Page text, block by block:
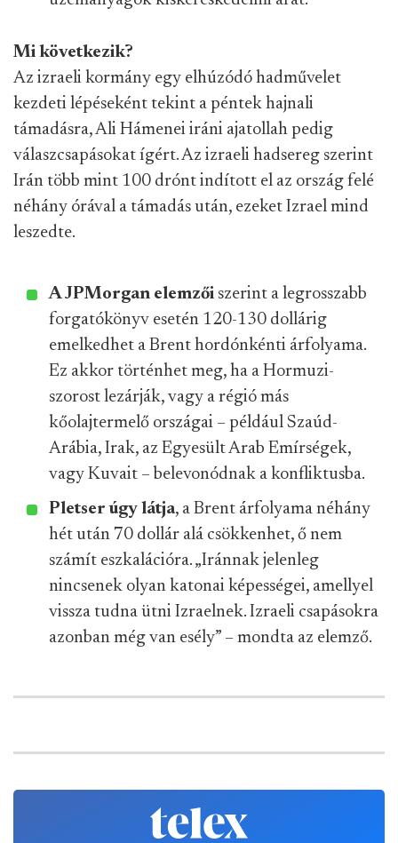
Mi következik?
Az izraeli kormány egy elhúzódó hadművelet
kezdeti lépéseként tekint a péntek hajnali
támadásra, Ali Hámenei iráni ajatollah pedig
válaszcsapásokat ígért. Az izraeli hadsereg szerint
Irán több mint 100 drónt indított el az ország felé
néhány órával a támadás után, ezeket Izrael mind
leszedte.
A JPMorgan elemzői szerint a legrosszabb
forgatókönyv esetén 120-130 dollárig
emelkedhet a Brent hordónkénti árfolyama.
Ez akkor történhet meg, ha a Hormuzi-
szorost lezárják, vagy a régió más
kőolajtermelő országai – például Szaúd-
Arábia, Irak, az Egyesült Arab Emírségek,
vagy Kuvait – belevonódnak a konfliktusba.
Pletser úgy látja, a Brent árfolyama néhány
hét után 70 dollár alá csökkenhet, ő nem
számít eszkalációra. „Iránnak jelenleg
nincsenek olyan katonai képességei, amellyel
vissza tudna ütni Izraelnek. Izraeli csapásokra
azonban még van esély” – mondta az elemző.